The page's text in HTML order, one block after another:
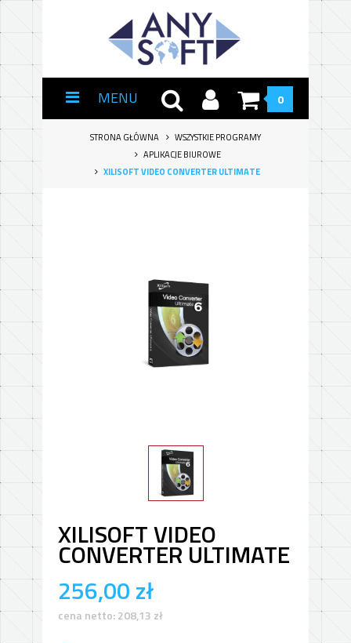
MENU 0
STRONA GŁÓWNA
WSZYSTKIE PROGRAMY
APLIKACJE BIUROWE
XILISOFT VIDEO CONVERTER ULTIMATE
XILISOFT VIDEO
CONVERTER ULTIMATE
256,00zł
cena netto:208,13 zł